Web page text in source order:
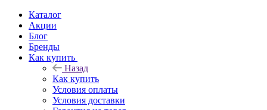
Каталог
Акции
Блог
Бренды
Как купить
Назад
Как купить
Условия оплаты
Условия доставки